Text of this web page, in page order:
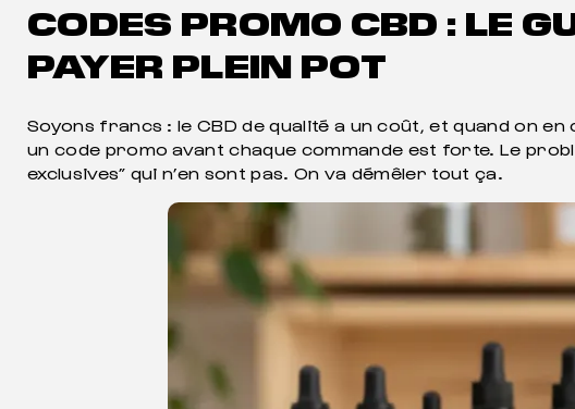
CODES PROMO CBD : LE
PAYER PLEIN POT
Soyons francs : le CBD de qualité a un coût, et quand on
un code promo avant chaque commande est forte. Le
exclusives” qui n’en sont pas. On va démêler tout ça.